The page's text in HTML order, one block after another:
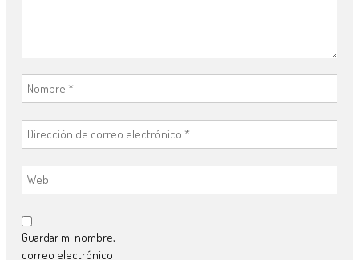
Guardar mi nombre,
correo electrónico